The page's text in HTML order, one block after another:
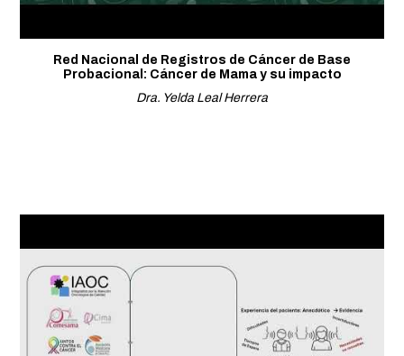
Red Nacional de Registros de Cáncer de Base
Probacional: Cáncer de Mama y su impacto
Dra. Yelda Leal Herrera